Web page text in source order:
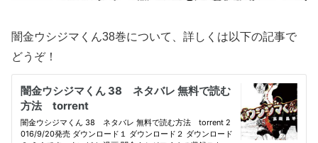
闇金ウシジマくん38巻について、詳しくは以下の記事で
どうぞ！